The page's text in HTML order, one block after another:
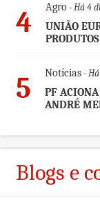
4 Agro- Há 4
UNIÃO
5 Notícias- Há
PF ACIONA
ANDRÉ
Blogs e